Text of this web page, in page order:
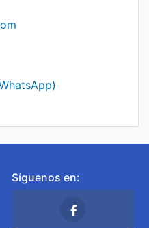
Síguenos en: